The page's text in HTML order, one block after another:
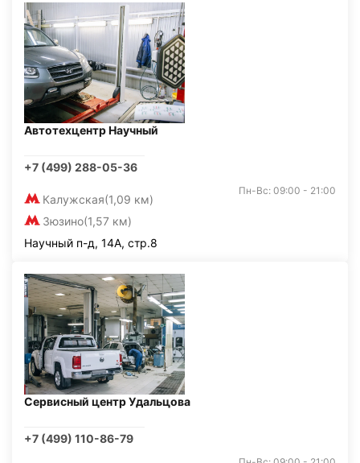
Автотехцентр Научный
+7 (499) 288-05-36
Калужская(1,09 км)
Зюзино(1,57 км)
Пн-Вс: 09:00 - 21:00
Научный п-д, 14А, стр.8
Сервисный центр Удальцова
+7 (499) 110-86-79